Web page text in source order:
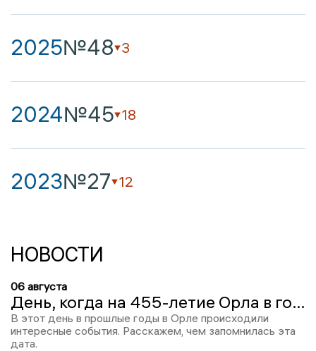
2025№48 3
2024№45 18
2023№27 12
НОВОСТИ
06 августа
День, когда на 455-летие Орла в городе открылся Парк Победы
В этот день в прошлые годы в Орле происходили
интересные события. Расскажем, чем запомнилась эта
дата.